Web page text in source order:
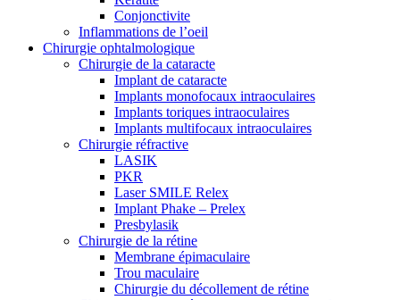
Conjonctivite
Inflammations de l’oeil
Chirurgie ophtalmologique
Chirurgie de la cataracte
Implant de cataracte
Implants monofocaux intraoculaires
Implants toriques intraoculaires
Implants multifocaux intraoculaires
Chirurgie réfractive
LASIK
PKR
Laser SMILE Relex
Implant Phake – Prelex
Presbylasik
Chirurgie de la rétine
Membrane épimaculaire
Trou maculaire
Chirurgie du décollement de rétine